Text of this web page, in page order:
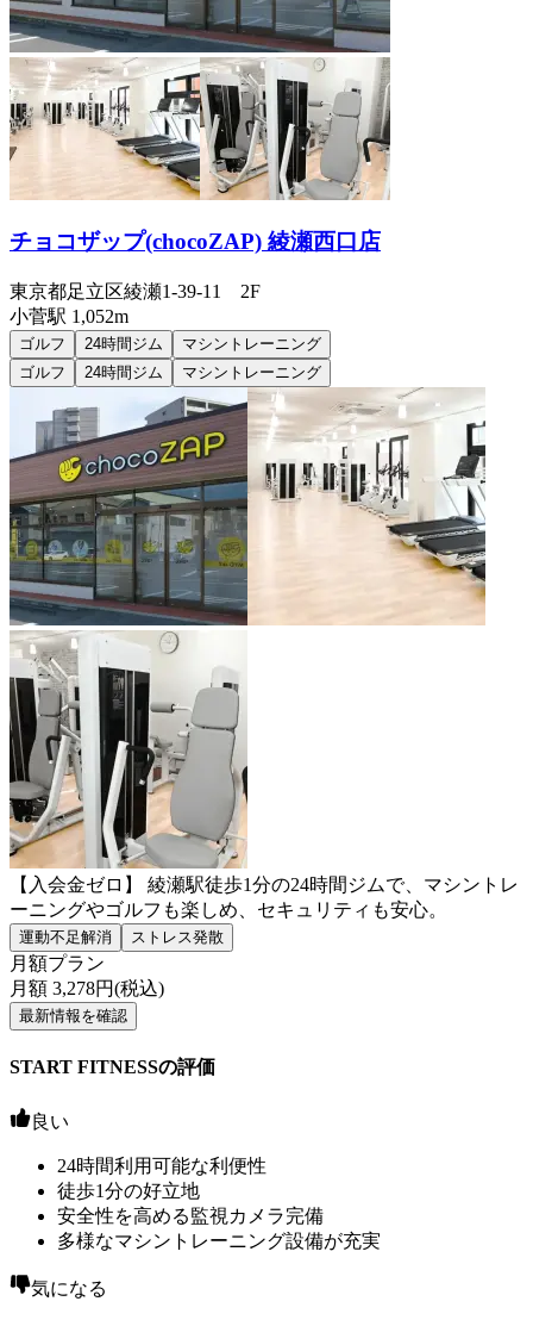
チョコザップ(chocoZAP) 綾瀬西口店
東京都足立区綾瀬1-39-11 2F
小菅駅 1,052m
ゴルフ 24時間ジム
マシントレーニング
ゴルフ
24時間ジム マシントレーニング
【入会金ゼロ】 綾瀬駅徒歩1分の24時間ジムで、マシントレ
ーニングやゴルフも楽しめ、セキュリティも安心。
運動不足解消 ストレス発散
月額プラン
月額 3,278円(税込)
最新情報を確認
START FITNESSの評価
良い
24時間利用可能な利便性
徒歩1分の好立地
安全性を高める監視カメラ完備
多様なマシントレーニング設備が充実
気になる